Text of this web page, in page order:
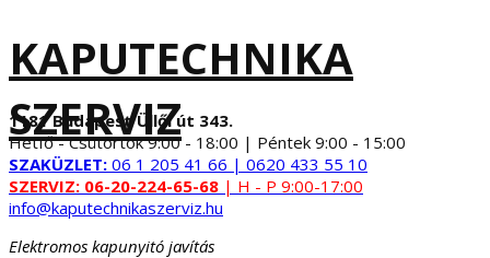
KAPUTECHNIKA
SZERVIZ
1181 Budapest Üllői út 343.
Hétfő - Csütörtök 9:00 - 18:00 | Péntek 9:00 - 15:00
SZAKÜZLET: 06 1 205 41 66 | 0620 433 55 10
SZERVIZ: 06-20-224-65-68 | H - P 9:00-17:00
info@kaputechnikaszerviz.hu
Elektromos kapunyitó javítás